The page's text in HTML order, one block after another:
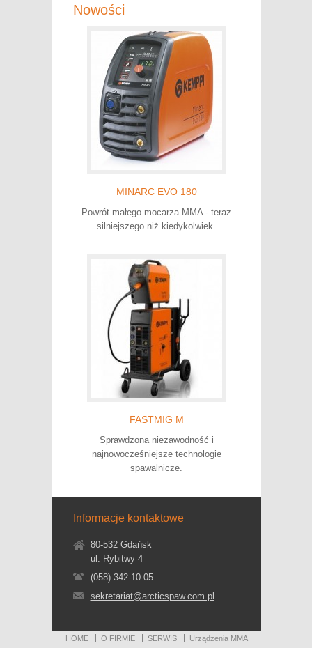
Nowości
MINARC EVO 180
Powrót małego mocarza MMA - teraz
silniejszego niż kiedykolwiek.
FASTMIG M
Sprawdzona niezawodność i
najnowocześniejsze technologie
spawalnicze.
Informacje kontaktowe
80-532 Gdańsk
ul. Rybitwy 4
(058) 342-10-05
sekretariat@arcticspaw.com.pl
HOME O FIRMIE SERWIS Urządzenia MMA